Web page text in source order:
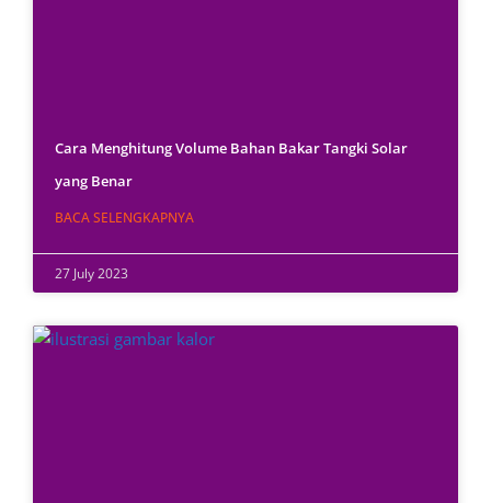
Cara Menghitung Volume Bahan Bakar Tangki Solar
yang Benar
BACA SELENGKAPNYA
27 July 2023